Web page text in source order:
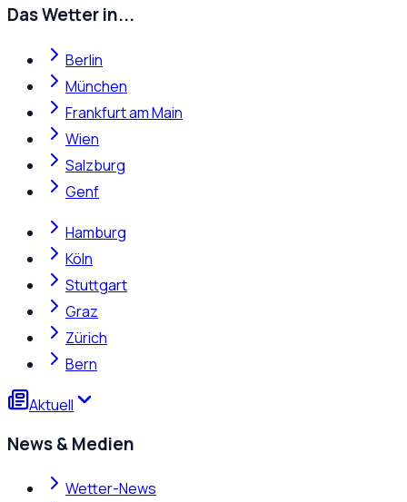
Das Wetter in...
Berlin
München
Frankfurt am Main
Wien
Salzburg
Genf
Hamburg
Köln
Stuttgart
Graz
Zürich
Bern
Aktuell
News & Medien
Wetter-News